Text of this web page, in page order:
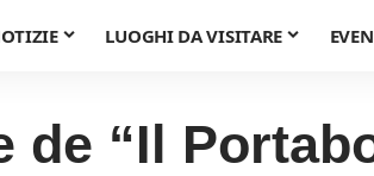
LUOGHI DA VISITARE
de “Il